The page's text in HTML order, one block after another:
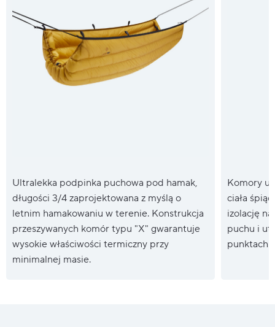
Ultralekka podpinka puchowa pod hamak,
długości 3/4 zaprojektowana z myślą o
letnim hamakowaniu w terenie. Konstrukcja
przeszywanych komór typu "X" gwarantuje
wysokie właściwości termiczny przy
minimalnej masie.
Komory
ciała
izolację
puchu i
punktach.